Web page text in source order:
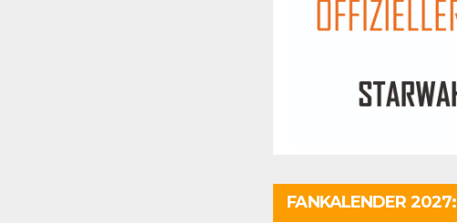
FANKALENDER 2027: